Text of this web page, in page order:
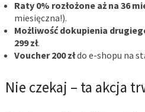
Raty 0% rozłożone aż na 36
miesięczna!).
Możliwość dokupienia
299 zł.
Voucher 200 złdo e-shopu na
Nie czekaj – ta akcja